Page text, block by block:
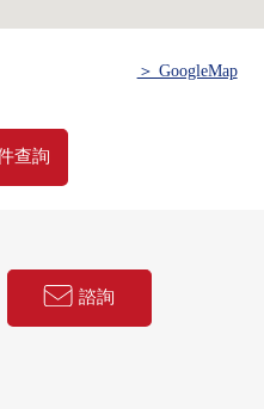
約280m(步行4分鐘)
)
＞ GoogleMap
查詢
諮詢